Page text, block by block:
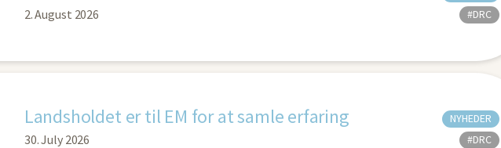
2. August 2026
#DRC
Landsholdet er til EM for at samle erfaring
30. July 2026
NYHEDER
#DRC